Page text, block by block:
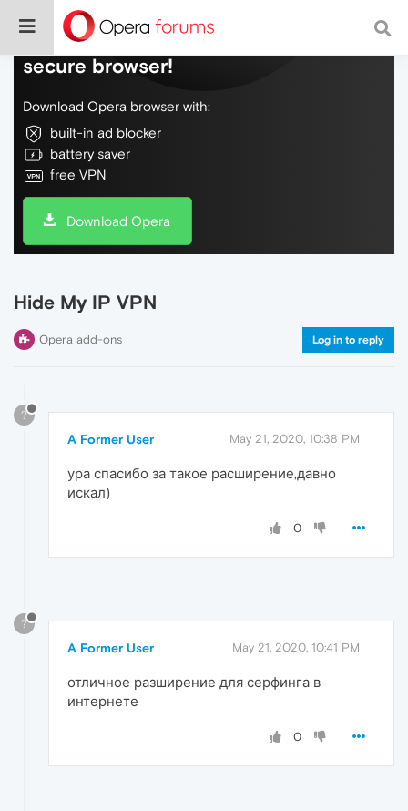
Do more on the web, with a fast and
secure browser!
Download Opera browser with:
built-in ad blocker
battery saver
free VPN
Download Opera
Hide My IP VPN
Opera add-ons Log in to reply
?
A Former User May 21, 2020, 10:38 PM
ура спасибо за такое расширение,давно
искал)
0
?
A Former User May 21, 2020, 10:41 PM
отличное разширение для серфинга в
интернете
0